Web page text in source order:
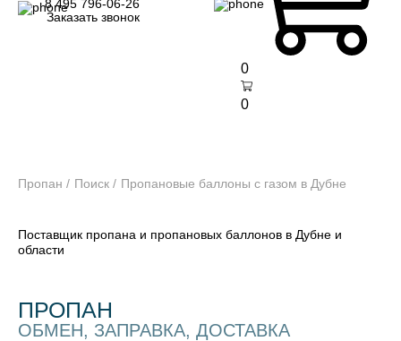
8 495 796-06-26
Заказать звонок
0
0
Пропан Поиск Пропановые баллоны с газом в Дубне
Поставщик пропана и пропановых баллонов в Дубне и
области
ПРОПАН
ОБМЕН, ЗАПРАВКА, ДОСТАВКА